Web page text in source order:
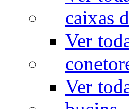
caixas
Ver
Ver